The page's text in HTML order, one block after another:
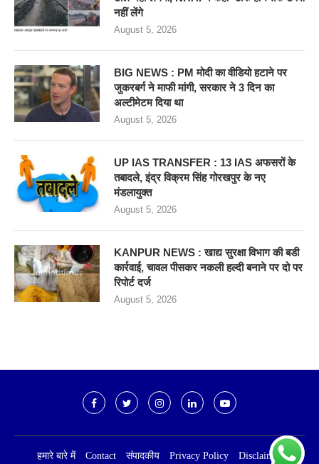
नहीं लेंगे
August 5, 2026
BIG NEWS : PM मोदी का वीडियो हटाने पर
जुकरबर्ग ने माफी मांगी, सरकार ने 3 दिन का
अल्टीमेटम दिया था
August 5, 2026
UP IAS TRANSFER : 13 IAS अफसरों के
तबादले, इंद्र विक्रम सिंह गोरखपुर के नए
मंडलायुक्त
August 5, 2026
KANPUR NEWS : खाद्य सुरक्षा विभाग की बडी
कार्रवाई, चावल पीसकर नकली हल्दी बनाने पर दो पर
रिपोर्ट दर्ज
August 5, 2026
हमारे बारे में Contact संपादकीय Privacy Policy Disclaimer